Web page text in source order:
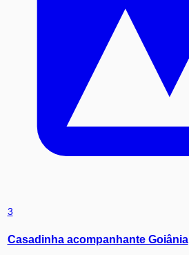
3
Casadinha acompanhante Goiânia